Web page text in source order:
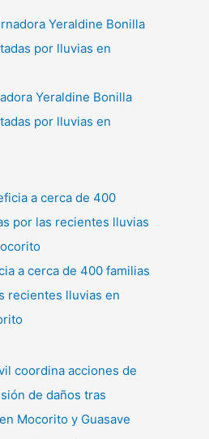
Yeraldine Bonilla
por lluvias en
a cerca de 400 familias
recientes lluvias en